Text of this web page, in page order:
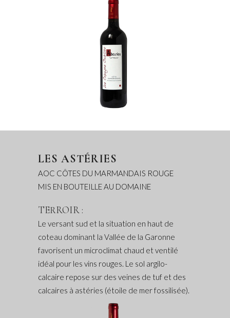
LES ASTÉRIES
AOC CÔTES DU MARMANDAIS ROUGE
MIS EN BOUTEILLE AU DOMAINE
TERROIR :
Le versant sud et la situation en haut de
coteau dominant la Vallée de la Garonne
favorisent un microclimat chaud et ventilé
idéal pour les vins rouges. Le sol argilo-
calcaire repose sur des veines de tuf et des
calcaires à astéries (étoile de mer fossilisée).